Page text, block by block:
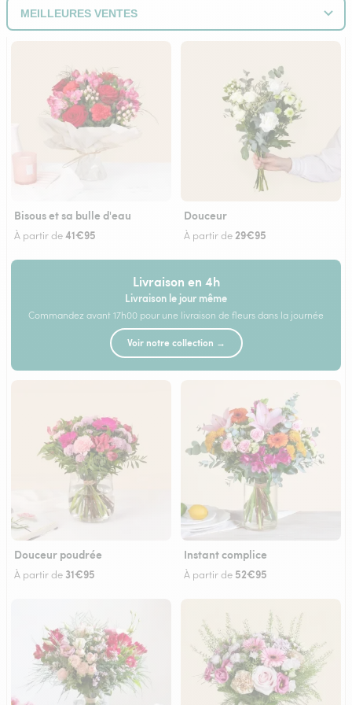
Bisous et sa bulle d'eau
À partir de41€95
Douceur
À partir de29€95
Livraison en 4h
Livraison le jour même
Commandez avant 17h00 pour une livraison de fleurs dans la journée
Voir notre collection →
Douceur poudrée
À partir de 31€95
Instant complice
À partir de 52€95